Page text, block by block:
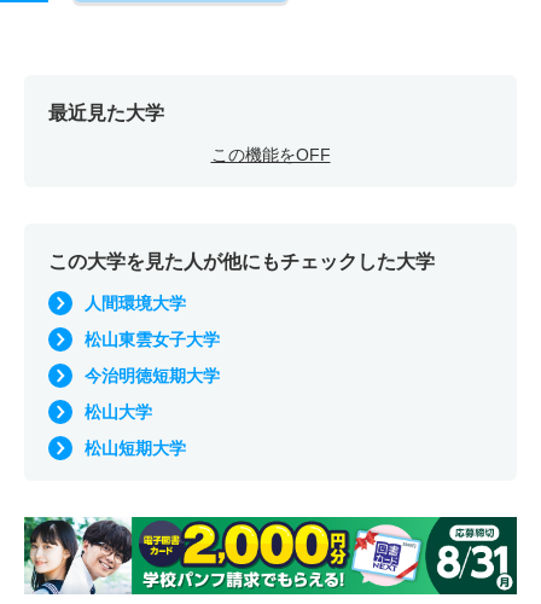
最近見た大学
この機能をOFF
この大学を見た人が他にもチェックした大学
人間環境大学
松山東雲女子大学
今治明徳短期大学
松山大学
松山短期大学